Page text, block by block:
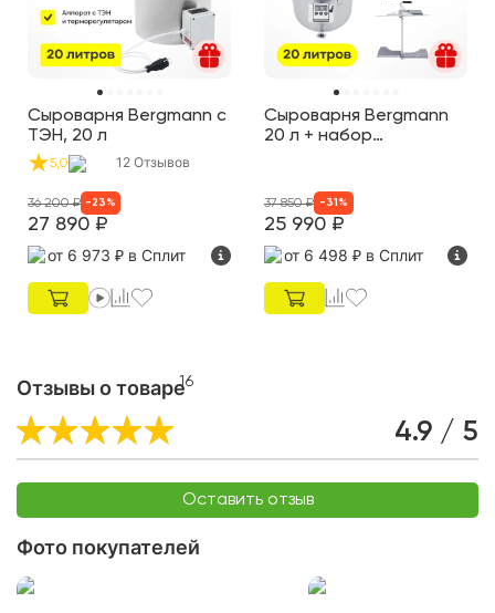
Сыроварня Bergmann с
ТЭН, 20 л
5,0 12 Отзывов
27 890 ₽
36 200₽ - 23 %
от 6 973 ₽ в Сплит
Сыроварня Bergmann
20 л + набор
25 990 ₽
37 850₽ - 31 %
от 6 498 ₽ в Сплит
Отзывы о товаре16
4.9 / 5
Оставить отзыв
Фото покупателей